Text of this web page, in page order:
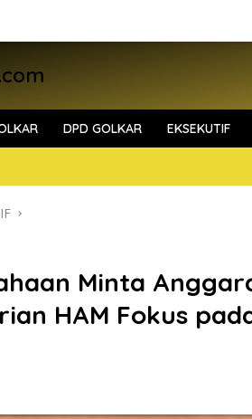
DPD GOLKAR EKSEKUTIF
Minta
HAM Fokus